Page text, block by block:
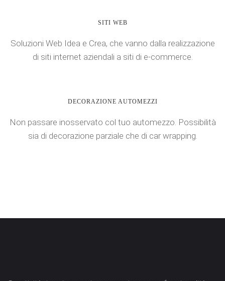
SITI WEB
Soluzioni Web Idea e Crea, che vanno dalla realizzazione
di siti internet aziendali a siti di e-commerce.
DECORAZIONE AUTOMEZZI
Non passare inosservato col tuo automezzo. Possibilità
sia di decorazione parziale che di car wrapping.